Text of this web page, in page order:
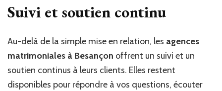
Suivi et soutien continu
Au-delà de la simple mise en relation, les agences
matrimoniales à Besançon offrent un suivi et un
soutien continus à leurs clients. Elles restent
disponibles pour répondre à vos questions, écouter